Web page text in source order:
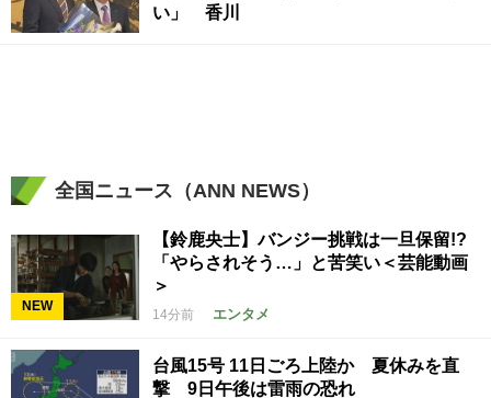
い」 香川
全国ニュース（ANN NEWS）
NEW
【鈴鹿央士】バンジー挑戦は一旦保留!?
「やらされそう…」と苦笑い＜芸能動画
＞
14分前 エンタメ
台風15号 11日ごろ上陸か 夏休みを直
撃 9日午後は雷雨の恐れ